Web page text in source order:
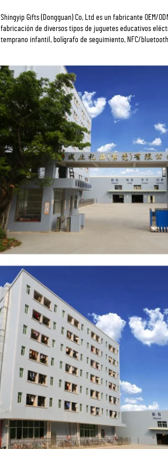
Shingyip Gifts (Dongguan) Co, Ltd es un fabricante OEM/
fabricación de diversos tipos de juguetes educativos
temprano infantil, bolígrafo de seguimiento, NFC/